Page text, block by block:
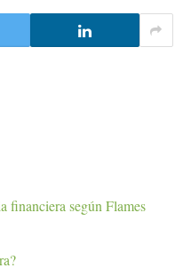
financiera según Flames